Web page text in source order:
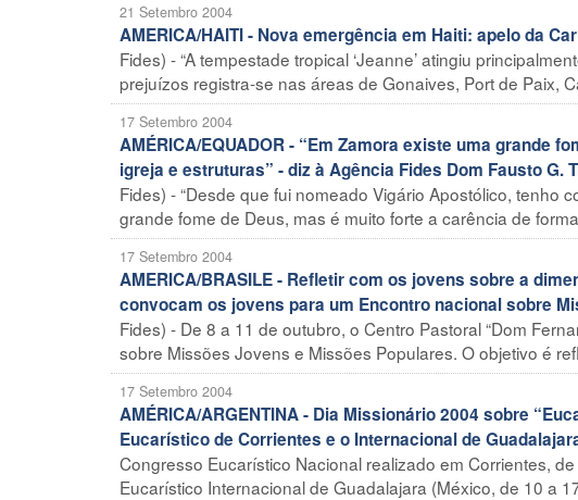
21 Setembro 2004
AMERICA/HAITI - Nova emergência em Haiti: apelo da
Fides) - “A tempestade tropical ‘Jeanne’ atingiu
prejuízos registra-se nas áreas de Gonaives, Port de Paix,
17 Setembro 2004
AMÉRICA/EQUADOR - “Em Zamora existe uma grande
igreja e estruturas” - diz à Agência Fides Dom Fausto G.
Fides) - “Desde que fui nomeado Vigário Apostólico,
grande fome de Deus, mas é muito forte a carência de
17 Setembro 2004
AMERICA/BRASILE - Refletir com os jovens sobre a
convocam os jovens para um Encontro nacional sobre
Fides) - De 8 a 11 de outubro, o Centro Pastoral “Dom
sobre Missões Jovens e Missões Populares. O objetivo é
17 Setembro 2004
AMÉRICA/ARGENTINA - Dia Missionário 2004 sobre
Eucarístico de Corrientes e o Internacional de
Congresso Eucarístico Nacional realizado em Corrientes,
Eucarístico Internacional de Guadalajara (México, de 10 a